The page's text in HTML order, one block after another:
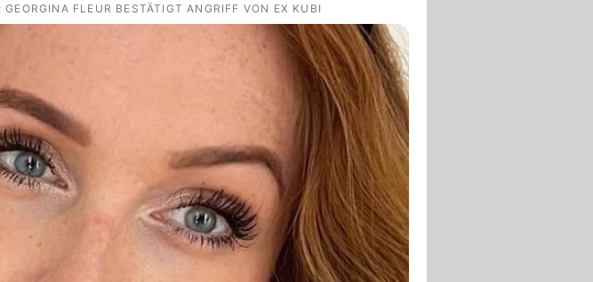
Liebe
Exklusiv
Promiflash
GEORGINA FLEUR BESTÄTIGT ANGRIFF VON EX KUBI